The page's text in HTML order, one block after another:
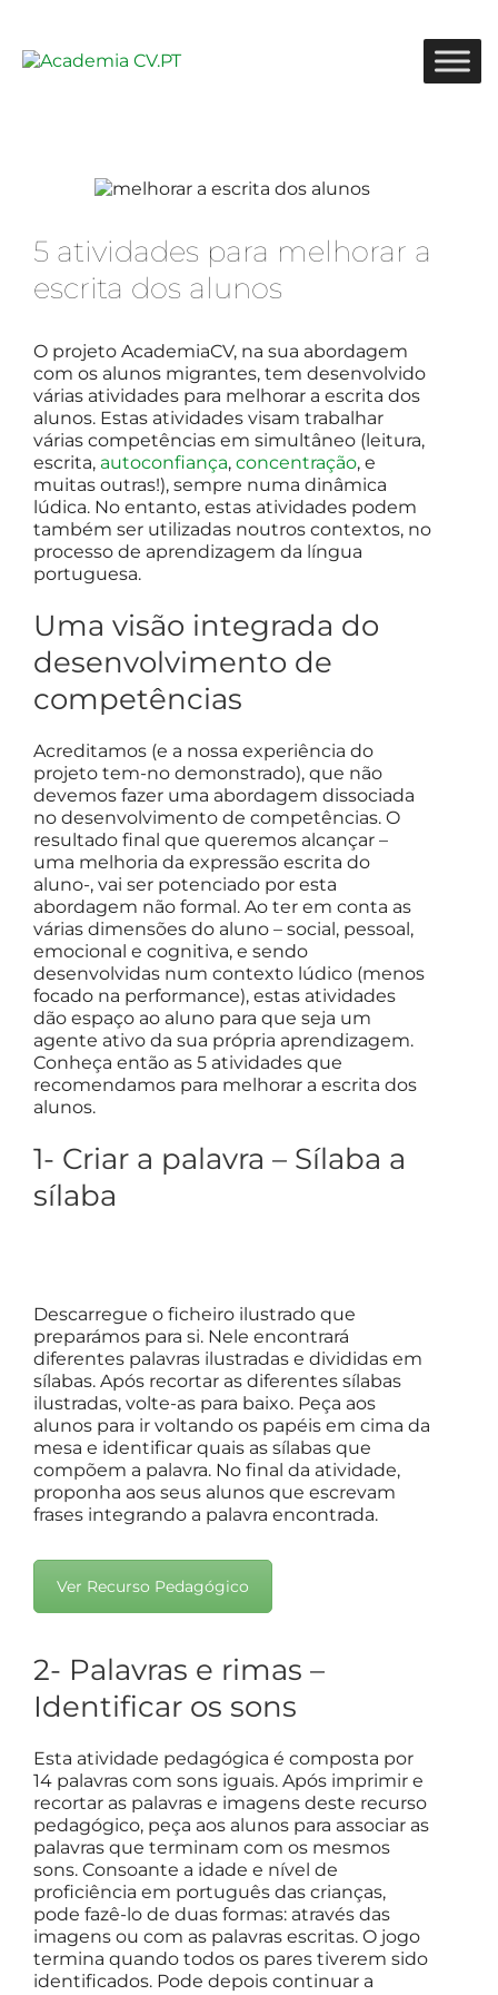
5 atividades para melhorar a
escrita dos alunos
O projeto AcademiaCV, na sua abordagem
com os alunos migrantes, tem desenvolvido
várias atividades para melhorar a escrita dos
alunos. Estas atividades visam trabalhar
várias competências em simultâneo (leitura,
escrita, autoconfiança, concentração, e
muitas outras!), sempre numa dinâmica
lúdica. No entanto, estas atividades podem
também ser utilizadas noutros contextos, no
processo de aprendizagem da língua
portuguesa.
Uma visão integrada do
desenvolvimento de
competências
Acreditamos (e a nossa experiência do
projeto tem-no demonstrado), que não
devemos fazer uma abordagem dissociada
no desenvolvimento de competências. O
resultado final que queremos alcançar –
uma melhoria da expressão escrita do
aluno-, vai ser potenciado por esta
abordagem não formal. Ao ter em conta as
várias dimensões do aluno – social, pessoal,
emocional e cognitiva, e sendo
desenvolvidas num contexto lúdico (menos
focado na performance), estas atividades
dão espaço ao aluno para que seja um
agente ativo da sua própria aprendizagem.
Conheça então as 5 atividades que
recomendamos para melhorar a escrita dos
alunos.
1- Criar a palavra – Sílaba a
sílaba
Descarregue o ficheiro ilustrado que
preparámos para si. Nele encontrará
diferentes palavras ilustradas e divididas em
sílabas. Após recortar as diferentes sílabas
ilustradas, volte-as para baixo. Peça aos
alunos para ir voltando os papéis em cima da
mesa e identificar quais as sílabas que
compõem a palavra. No final da atividade,
proponha aos seus alunos que escrevam
frases integrando a palavra encontrada.
Ver Recurso Pedagógico
2- Palavras e rimas –
Identificar os sons
Esta atividade pedagógica é composta por
14 palavras com sons iguais. Após imprimir e
recortar as palavras e imagens deste recurso
pedagógico, peça aos alunos para associar as
palavras que terminam com os mesmos
sons. Consoante a idade e nível de
proficiência em português das crianças,
pode fazê-lo de duas formas: através das
imagens ou com as palavras escritas. O jogo
termina quando todos os pares tiverem sido
identificados. Pode depois continuar a